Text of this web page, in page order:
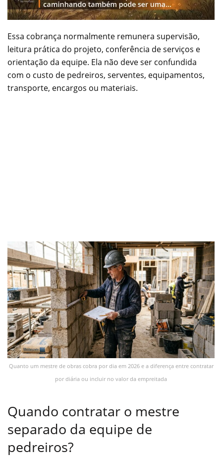
Essa cobrança normalmente remunera supervisão,
leitura prática do projeto, conferência de serviços e
orientação da equipe. Ela não deve ser confundida
com o custo de pedreiros, serventes, equipamentos,
transporte, encargos ou materiais.
Quanto um mestre de obras cobra por dia em 2026 e a diferença entre contratar
por diária ou incluir no valor da empreitada
Quando contratar o mestre
separado da equipe de
pedreiros?